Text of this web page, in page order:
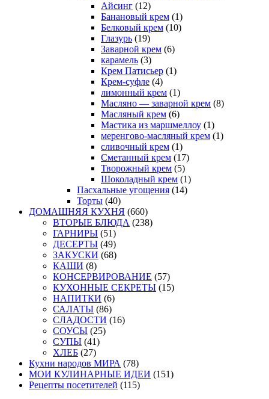
Айсинг (12)
Банановый крем (1)
Белковый крем (10)
Глазурь (19)
Заварной крем (6)
карамель (3)
Крем Патисьер (1)
Крем-суфле (4)
лимонный крем (1)
Масляно — заварной крем (8)
Масляный крем (6)
Мастика из маршмеллоу (1)
меренгово-масляный крем (1)
сливочный крем (1)
Сметанный крем (17)
Творожный крем (5)
Шоколадный крем (1)
Пасхальные угощения (14)
Торты (40)
ДОМАШНЯЯ КУХНЯ (660)
ВТОРЫЕ БЛЮДА (238)
ГАРНИРЫ (51)
ДЕСЕРТЫ (49)
ЗАКУСКИ (68)
КАШИ (8)
КОНСЕРВИРОВАНИЕ (57)
КУХОННЫЕ СЕКРЕТЫ (15)
НАПИТКИ (6)
САЛАТЫ (86)
СЛАДОСТИ (16)
СОУСЫ (25)
СУПЫ (41)
ХЛЕБ (27)
Кухни народов МИРА (78)
МОИ КУЛИНАРНЫЕ ИДЕИ (151)
Рецепты посетителей (115)